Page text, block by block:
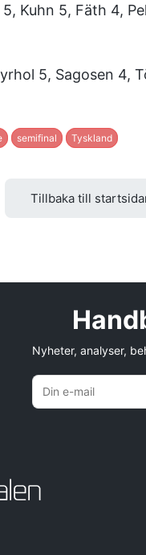
Kuhn 5, Fäth 4,
5, Sagosen 4,
semifinal Tyskland
Tillbaka till
Nyheter, analyser,